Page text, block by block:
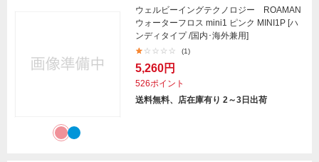
ウェルビーイングテクノロジー ROAMAN
ウォーターフロス mini1 ピンク MINI1P [ハ
ンディタイプ /国内･海外兼用]
(1)
5,260円
526ポイント
送料無料、店在庫有り 2～3日出荷